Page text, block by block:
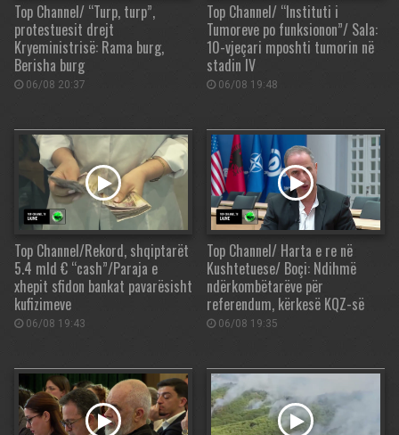
Top Channel/ “Turp, turp”,
protestuesit drejt
Kryeministrisë: Rama burg,
Berisha burg
06/08 20:37
Top Channel/ “Instituti i
Tumoreve po funksionon”/ Sala:
10-vjeçari mposhti tumorin në
stadin IV
06/08 19:48
Top Channel/Rekord, shqiptarët
5.4 mld € “cash”/Paraja e
xhepit sfidon bankat pavarësisht
kufizimeve
06/08 19:43
Top Channel/ Harta e re në
Kushtetuese/ Boçi: Ndihmë
ndërkombëtarëve për
referendum, kërkesë KQZ-së
06/08 19:35